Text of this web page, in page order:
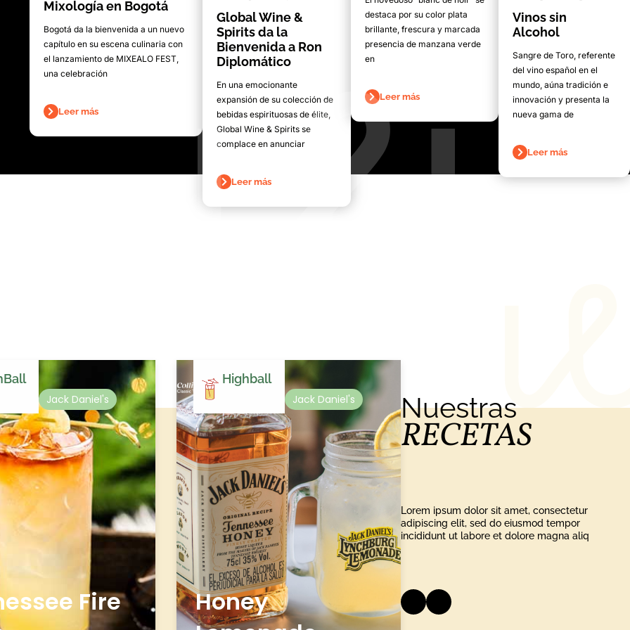
Mixología en Bogotá
Bogotá da la bienvenida a un nuevo
capítulo en su escena culinaria con
el lanzamiento de MIXEALO FEST,
una celebración
Leer más
Global Wine &
Spirits da la
Bienvenida a Ron
Diplomático
En una emocionante
expansión de su colección de
bebidas espirituosas de élite,
Global Wine & Spirits se
complace en anunciar
Leer más
destaca por su color plata
brillante, frescura y marcada
presencia de manzana verde
en
Leer más
Vinos sin
Alcohol
Sangre de Toro, referente
del vino español en el
mundo, aúna tradición e
innovación y presenta la
nueva gama de
Leer más
Jack Daniel's
Fire
Highball
Jack Daniel's
Honey
Nuestras
RECETAS
Lorem ipsum dolor sit amet, consectetur
adipiscing elit, sed do eiusmod tempor
incididunt ut labore et dolore magna aliq